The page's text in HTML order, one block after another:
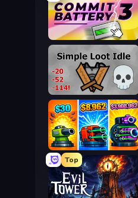
Commit Battery 3
Simple Loot Idle
Pumpkin Defense: Merge Cannon
Top